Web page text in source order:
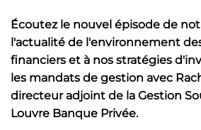
Écoutez le nouvel épisode de
l'actualité de l'environnement
financiers et à nos stratégies
les mandats de gestion avec
directeur adjoint de la Gestion
Louvre Banque Privée.